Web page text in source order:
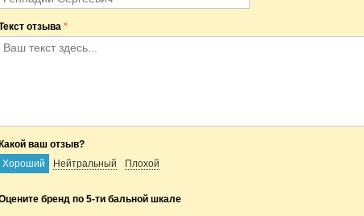
отзыва *
Какой ваш отзыв?
Хороший
Нейтральный Плохой
бренд по 5-ти бальной шкале